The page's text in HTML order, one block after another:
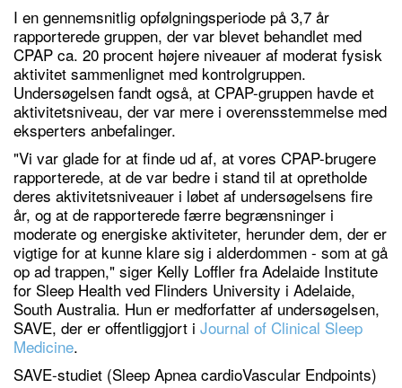
I en gennemsnitlig opfølgningsperiode på 3,7 år
rapporterede gruppen, der var blevet behandlet med
CPAP ca. 20 procent højere niveauer af moderat fysisk
aktivitet sammenlignet med kontrolgruppen.
Undersøgelsen fandt også, at CPAP-gruppen havde et
aktivitetsniveau, der var mere i overensstemmelse med
eksperters anbefalinger.
"Vi var glade for at finde ud af, at vores CPAP-brugere
rapporterede, at de var bedre i stand til at opretholde
deres aktivitetsniveauer i løbet af undersøgelsens fire
år, og at de rapporterede færre begrænsninger i
moderate og energiske aktiviteter, herunder dem, der er
vigtige for at kunne klare sig i alderdommen - som at gå
op ad trappen," siger Kelly Loffler fra Adelaide Institute
for Sleep Health ved Flinders University i Adelaide,
South Australia. Hun er medforfatter af undersøgelsen,
SAVE, der er offentliggjort i Journal of Clinical Sleep
Medicine.
SAVE-studiet (Sleep Apnea cardioVascular Endpoints)